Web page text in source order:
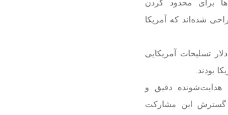
برای محدود کردن
شده‌اند که آمریکا
کشورهای خلیج فارس بیش از ۶۵ میلیارد دلار تسلیحات آمریکایی
بودند.
هدایت‌شونده دقیق و
ترامپ، گسترش این مشارکت